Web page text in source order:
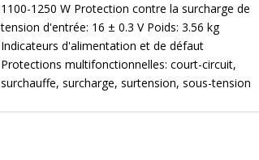
1100-1250 W Protection contre la surcharge de
tension d'entrée: 16 ± 0.3 V Poids: 3.56 kg
Indicateurs d'alimentation et de défaut
Protections multifonctionnelles: court-circuit,
surchauffe, surcharge, surtension, sous-tension